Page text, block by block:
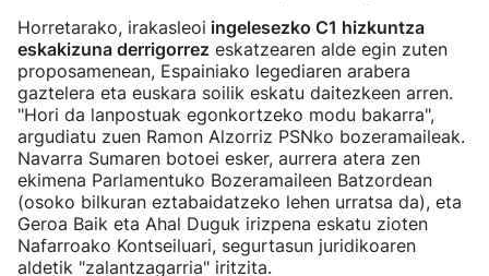
Horretarako, irakasleoi ingelesezko C1 hizkuntza
eskakizuna derrigorrez eskatzearen alde egin zuten
proposamenean, Espainiako legediaren arabera
gaztelera eta euskara soilik eskatu daitezkeen arren.
"Hori da lanpostuak egonkortzeko modu bakarra",
argudiatu zuen Ramon Alzorriz PSNko bozeramaileak.
Navarra Sumaren botoei esker, aurrera atera zen
ekimena Parlamentuko Bozeramaileen Batzordean
(osoko bilkuran eztabaidatzeko lehen urratsa da), eta
Geroa Baik eta Ahal Duguk irizpena eskatu zioten
Nafarroako Kontseiluari, segurtasun juridikoaren
aldetik "zalantzagarria" iritzita.